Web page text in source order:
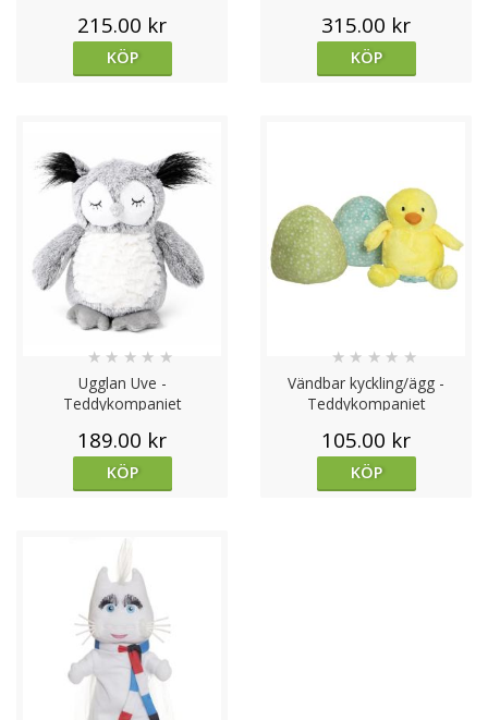
215.00 kr
KÖP
315.00 kr
KÖP
Ugglan Uve -
Teddykompaniet
★ ★ ★ ★ ★
189.00 kr
KÖP
Vändbar kyckling/ägg -
Teddykompaniet
★ ★ ★ ★ ★
105.00 kr
KÖP